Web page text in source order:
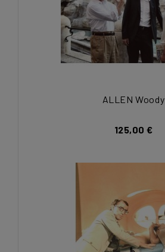
ALLEN Woody
125,00 €